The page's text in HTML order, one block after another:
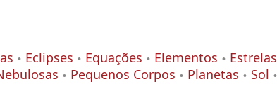
Eclipses Equações Elementos Estrelas
Pequenos Corpos Planetas Sol